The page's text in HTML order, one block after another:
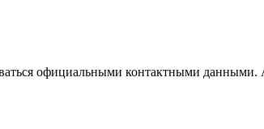
официальными контактными данными.